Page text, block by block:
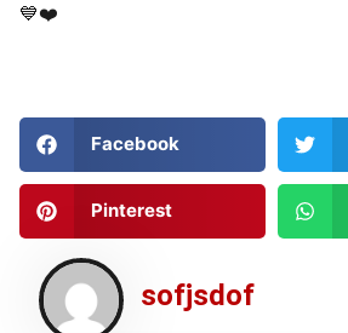
💙❤️
Facebook
Pinterest
sofjsdof